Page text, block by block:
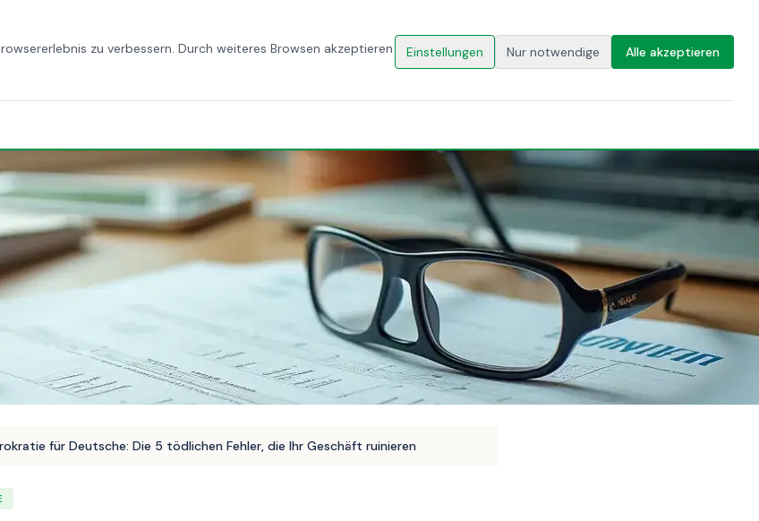
🇩🇪DE KONTAKT
für Deutsche: Die 5 tödlichen Fehler, die Ihr Geschäft ruinieren
zu verbessern. Durch weiteres Browsen akzeptieren
Einstellungen Nur notwendige Alle akzeptieren